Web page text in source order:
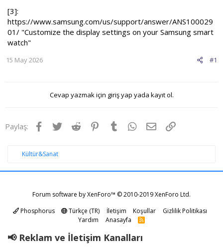
[3]:
https://www.samsung.com/us/support/answer/ANS100029
01/ "Customize the display settings on your Samsung smart
watch"
#1
15 May 2026
Cevap yazmak için giriş yap yada kayıt ol.
Paylaş: Facebook
TwitterReddit Pinterest
Tumblr WhatsApp
E-postaLink
Kültür&Sanat
Forum software by XenForo™ © 2010-2019 XenForo Ltd.
Phosphorus
Türkçe (TR) İletişim Koşullar
Gizlilik Politikası
Yardım
Anasayfa
R
📢 Reklam ve İletişim Kanalları